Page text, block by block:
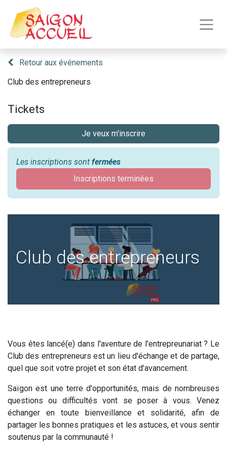
Retour aux événements
Club des entrepreneurs
Tickets
Je veux m'inscrire
Les inscriptions sont fermées
Inscriptions terminées
Club des entrepreneurs
Vous êtes lancé(e) dans l'aventure de l'entrepreunariat ? Le
Club des entrepreneurs est un lieu d'échange et de partage,
quel que soit votre projet et son état d'avancement.
Saïgon est une terre d'opportunités, mais de nombreuses
questions ou difficultés vont se poser à vous. Venez
échanger en toute bienveillance et solidarité, afin de
partager les bonnes pratiques et les astuces, et vous sentir
soutenus par la communauté !